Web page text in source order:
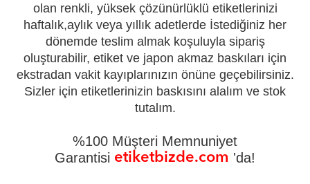
olan renkli, yüksek çözünürlüklü etiketlerinizi
haftalık,aylık veya yıllık adetlerde İstediğiniz her
dönemde teslim almak koşuluyla sipariş
oluşturabilir, etiket ve japon akmaz baskıları için
ekstradan vakit kayıplarınızın önüne geçebilirsiniz.
Sizler için etiketlerinizin baskısını alalım ve stok
tutalım.
%100 Müşteri Memnuniyet
Garantisi etiketbizde.com 'da!